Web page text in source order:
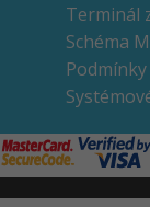
Terminál
Schéma